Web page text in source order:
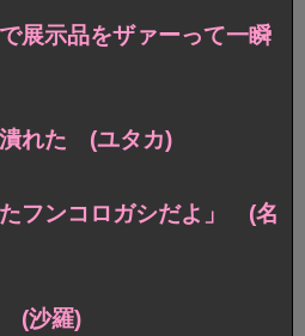
展示品をザァーって一瞬
潰れた (ユタカ)
フンコロガシだよ」 (名
(沙羅)